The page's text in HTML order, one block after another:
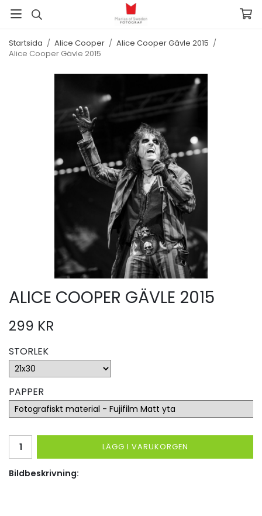
Startsida / Alice Cooper / Alice Cooper Gävle 2015 /
Alice Cooper Gävle 2015
ALICE COOPER GÄVLE 2015
299 KR
STORLEK
PAPPER
LÄGG I VARUKORGEN
Bildbeskrivning: